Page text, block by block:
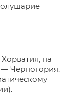
на
— Черногория.